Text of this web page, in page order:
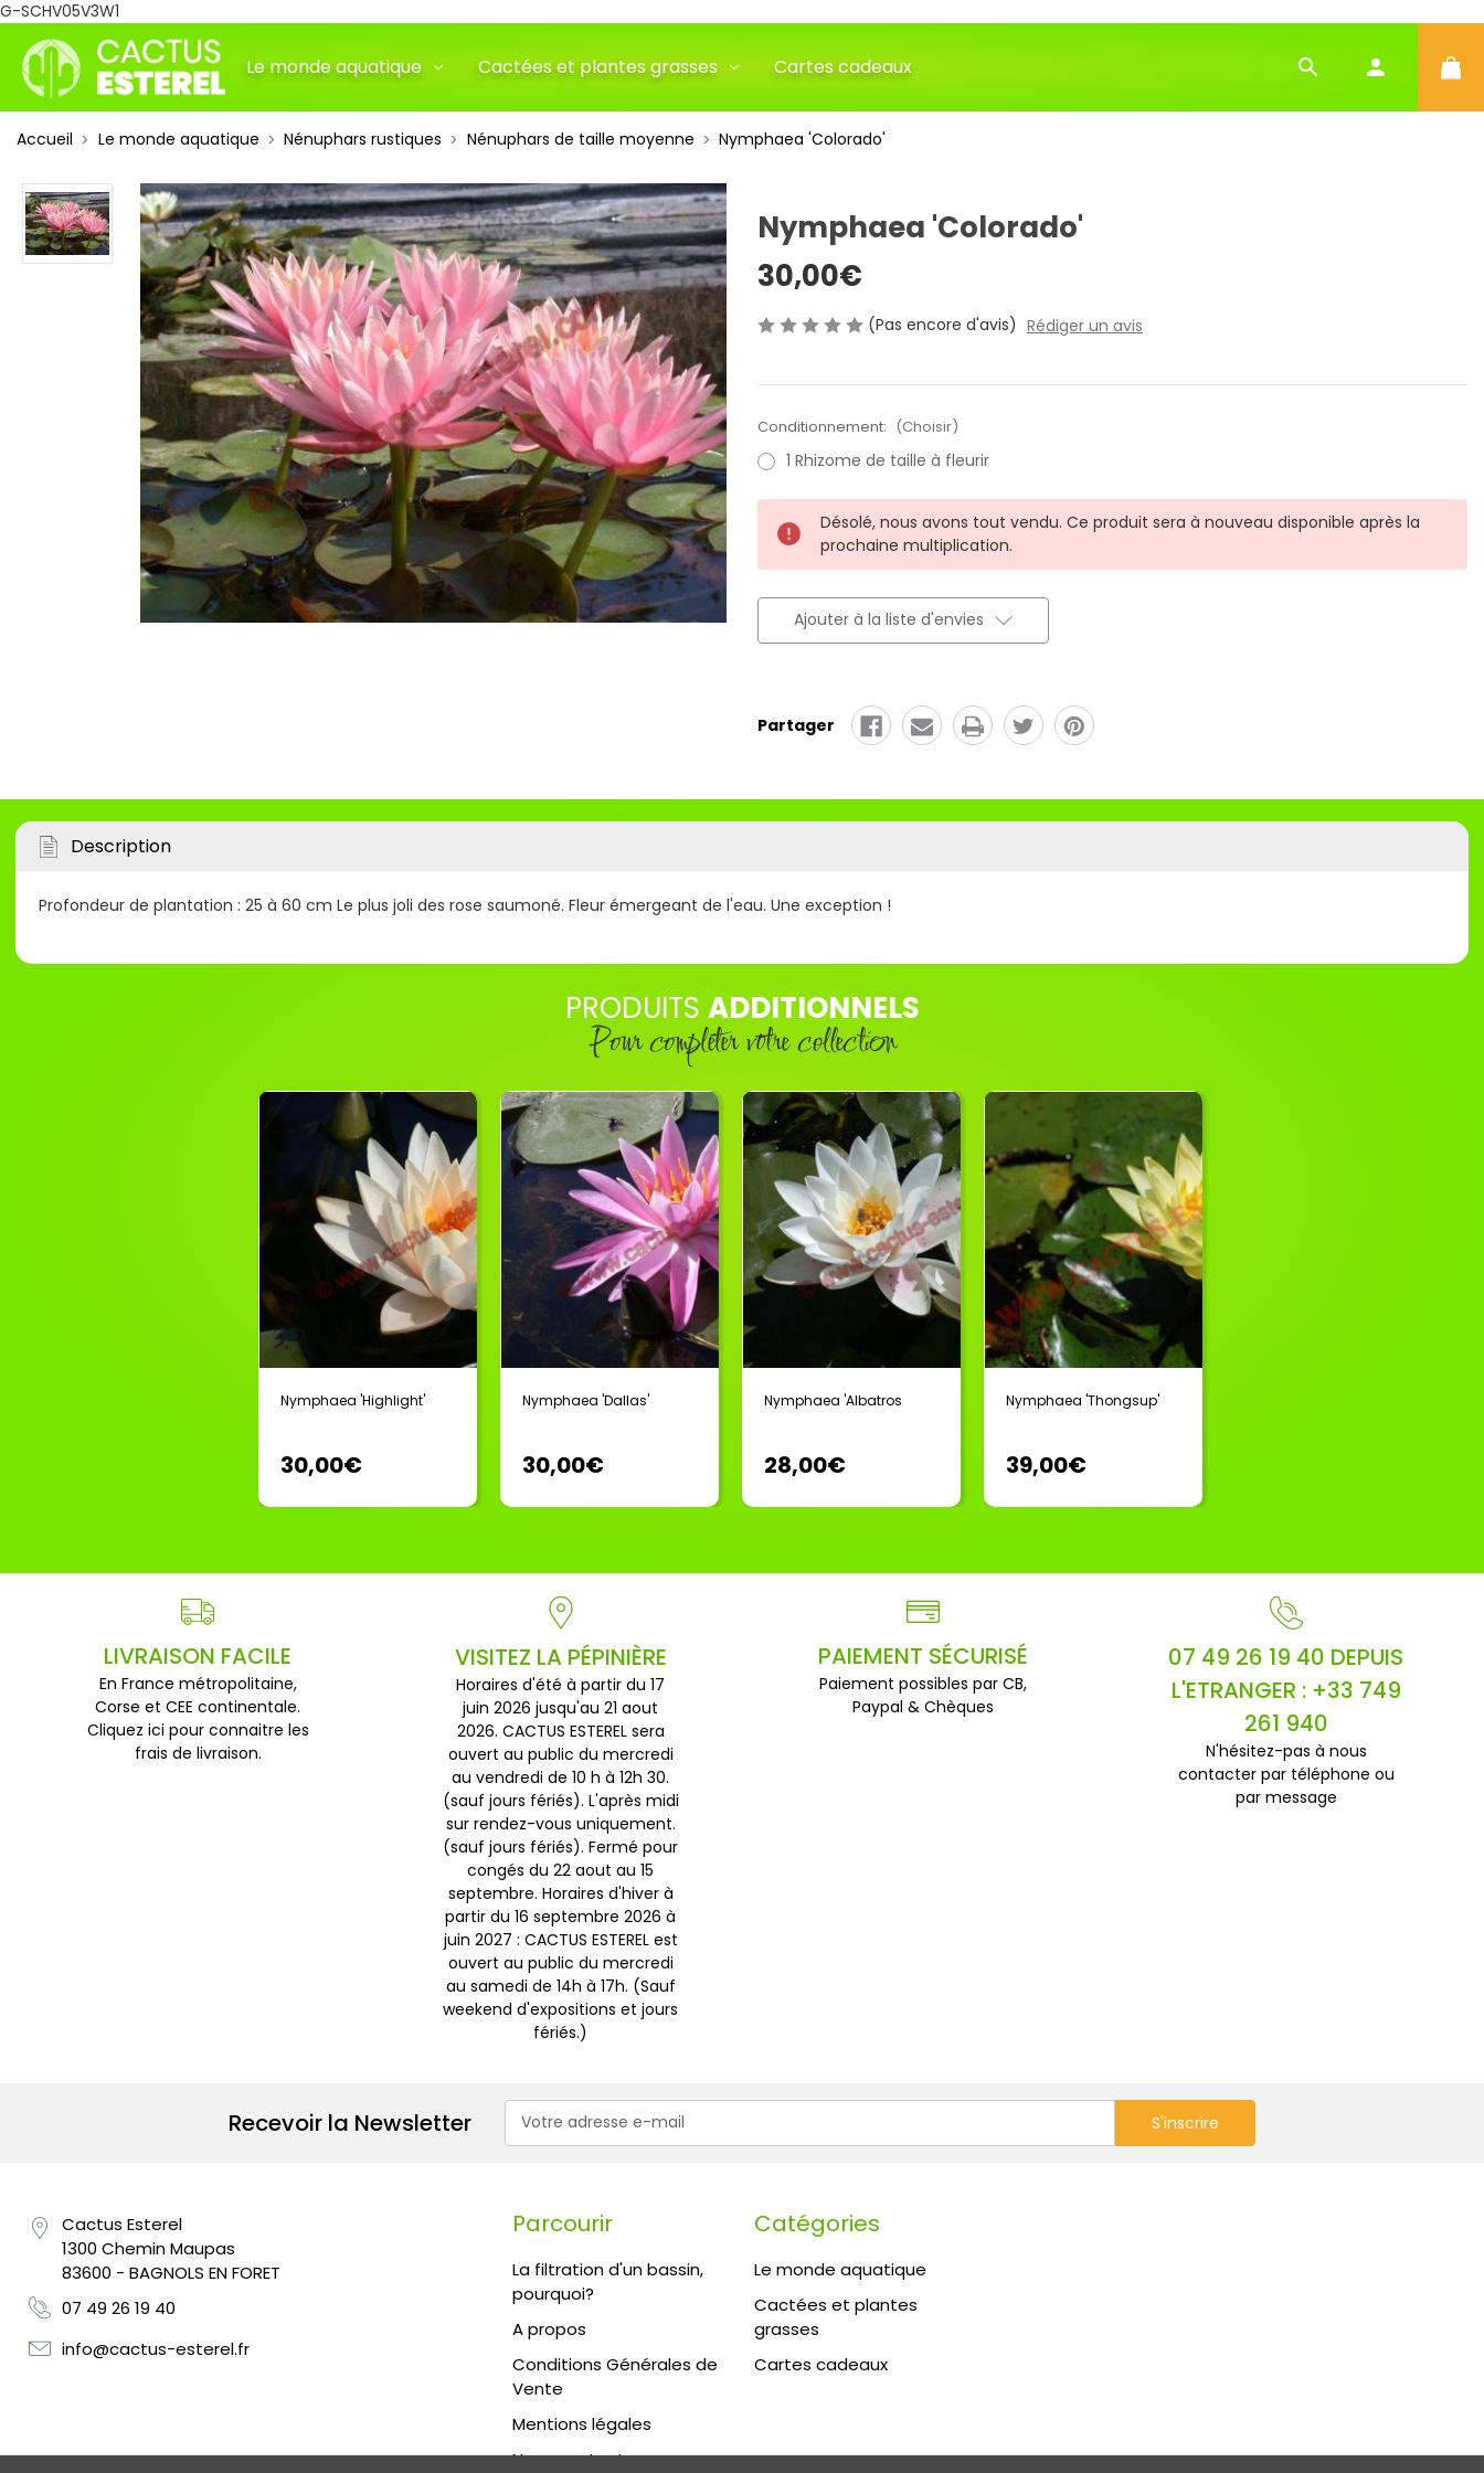
G-SCHV05V3W1
Le monde aquatique Cactées et plantes grasses Cartes cadeaux
Accueil Le monde aquatique Nénuphars rustiques Nénuphars de taille moyenne Nymphaea 'Colorado'
Nymphaea 'Colorado'
30,00€
(Pas encore d'avis) Rédiger un avis
Conditionnement: (Choisir)
1 Rhizome de taille à fleurir
actuel :
Désolé, nous avons tout vendu. Ce produit sera à nouveau disponible après la
prochaine multiplication.
Ajouter à la liste d'envies
Partager
Description
Profondeur de plantation : 25 à 60 cm Le plus joli des rose saumoné. Fleur émergeant de l'eau. Une exception !
PRODUITS ADDITIONNELS
Pour compléter votre collection
Nymphaea 'Highlight'
30,00€
Nymphaea 'Dallas'
30,00€
Nymphaea 'Albatros
28,00€
Nymphaea 'Thongsup'
39,00€
LIVRAISON FACILE
En France métropolitaine,
Corse et CEE continentale.
Cliquez ici pour connaitre les
frais de livraison.
VISITEZ LA PÉPINIÈRE
Horaires d'été à partir du 17
juin 2026 jusqu'au 21 aout
2026. CACTUS ESTEREL sera
ouvert au public du mercredi
au vendredi de 10 h à 12h 30.
(sauf jours fériés). L'après midi
sur rendez-vous uniquement.
(sauf jours fériés). Fermé pour
congés du 22 aout au 15
septembre. Horaires d'hiver à
partir du 16 septembre 2026 à
juin 2027 : CACTUS ESTEREL est
ouvert au public du mercredi
au samedi de 14h à 17h. (Sauf
weekend d'expositions et jours
fériés.)
PAIEMENT SÉCURISÉ
Paiement possibles par CB,
Paypal & Chèques
07 49 26 19 40 DEPUIS
L'ETRANGER : +33 749
261 940
N'hésitez-pas à nous
contacter par téléphone ou
par message
Recevoir la Newsletter
Adresse
Cactus Esterel
1300 Chemin Maupas
83600 - BAGNOLS EN FORET
07 49 26 19 40
info@cactus-esterel.fr
Parcourir
La filtration d'un bassin,
pourquoi?
A propos
Conditions Générales de
Vente
Mentions légales
Nous contacter
Catégories
Le monde aquatique
Cactées et plantes
grasses
Cartes cadeaux